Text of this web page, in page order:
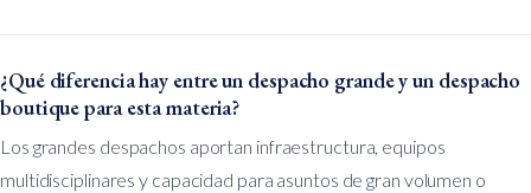
¿Qué diferencia hay entre un despacho grande y un despacho
boutique para esta materia?
Los grandes despachos aportan infraestructura, equipos
multidisciplinares y capacidad para asuntos de gran volumen o